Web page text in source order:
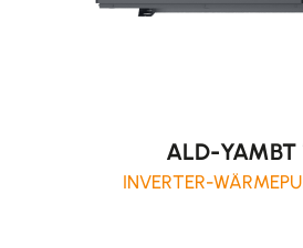
ALD-YAMBT
INVERTER-